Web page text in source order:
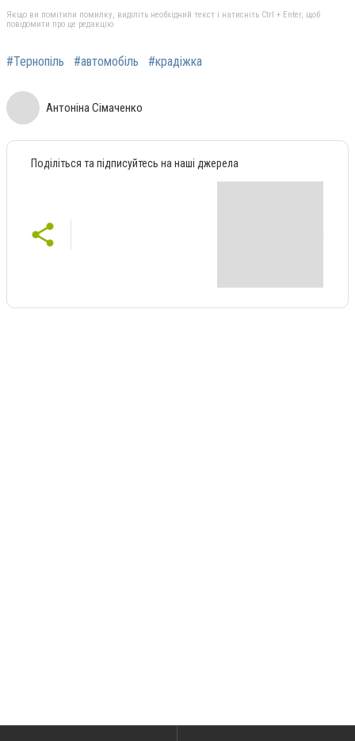
Якщо ви помітили помилку, виділіть необхідний текст і натисніть Ctrl + Enter, щоб
повідомити про це редакцію
#Тернопіль #автомобіль #крадіжка
Антоніна Сімаченко
Поділіться та підписуйтесь на наші джерела